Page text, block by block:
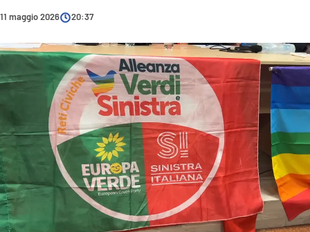
ECONOMIA E LAVORO
SANITÀ
CULTURA
AMBIENTE
Streaming
LAC TV
LAC NETWORK
11 maggio 2026 20:37